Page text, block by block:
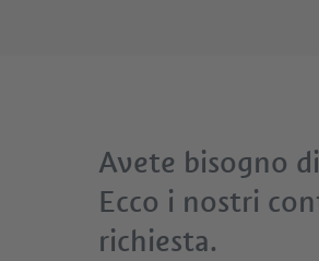
Avete bisogno
Ecco i nostri
richiesta.